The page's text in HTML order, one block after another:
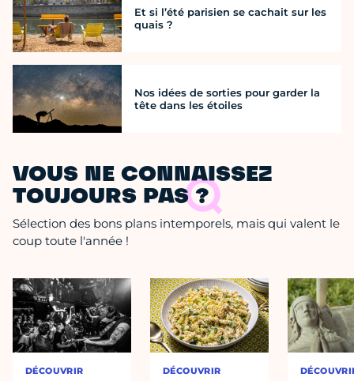
Et si l’été parisien se cachait sur les
quais ?
Nos idées de sorties pour garder la
tête dans les étoiles
VOUS NE CONNAISSEZ
TOUJOURS PAS ?
Sélection des bons plans intemporels, mais qui valent le
coup toute l'année !
DÉCOUVRIR DÉCOUVRIR